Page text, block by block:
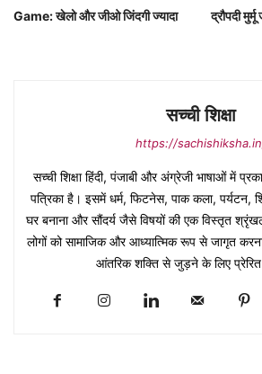
Game: खेलो और जीओ जिंदगी ज्यादा
द्रौपदी
सच्ची शिक्षा
https://
सच्ची शिक्षा हिंदी, पंजाबी और अंग्रेजी भाषाओं में
पत्रिका है। इसमें धर्म, फिटनेस, पाक कला, पर्यटन,
घर बनाना और सौंदर्य जैसे विषयों की एक विस्तृत
लोगों को सामाजिक और आध्यात्मिक रूप से जागृत
आंतरिक शक्ति से जुड़ने के लिए